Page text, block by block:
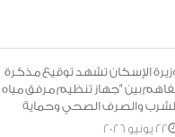
الإسكان تشهد توقيع مذكرة
بين "جهاز تنظيم مرفق مياه
والصرف الصحي وحماية
و"الاتحاد العام
22 يونيو 2026